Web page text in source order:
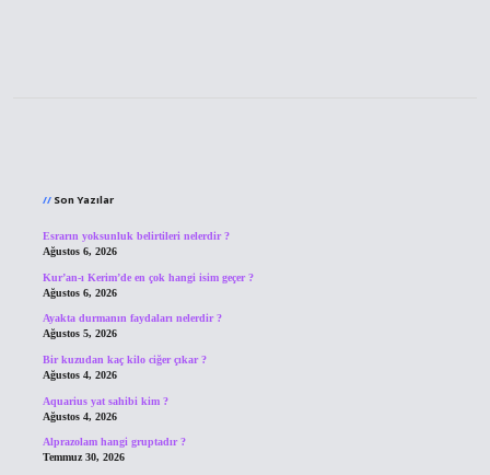
Son Yazılar
Esrarın yoksunluk belirtileri nelerdir ?
Ağustos 6, 2026
Kur’an-ı Kerim’de en çok hangi isim geçer ?
Ağustos 6, 2026
Ayakta durmanın faydaları nelerdir ?
Ağustos 5, 2026
Bir kuzudan kaç kilo ciğer çıkar ?
Ağustos 4, 2026
Aquarius yat sahibi kim ?
Ağustos 4, 2026
Alprazolam hangi gruptadır ?
Temmuz 30, 2026